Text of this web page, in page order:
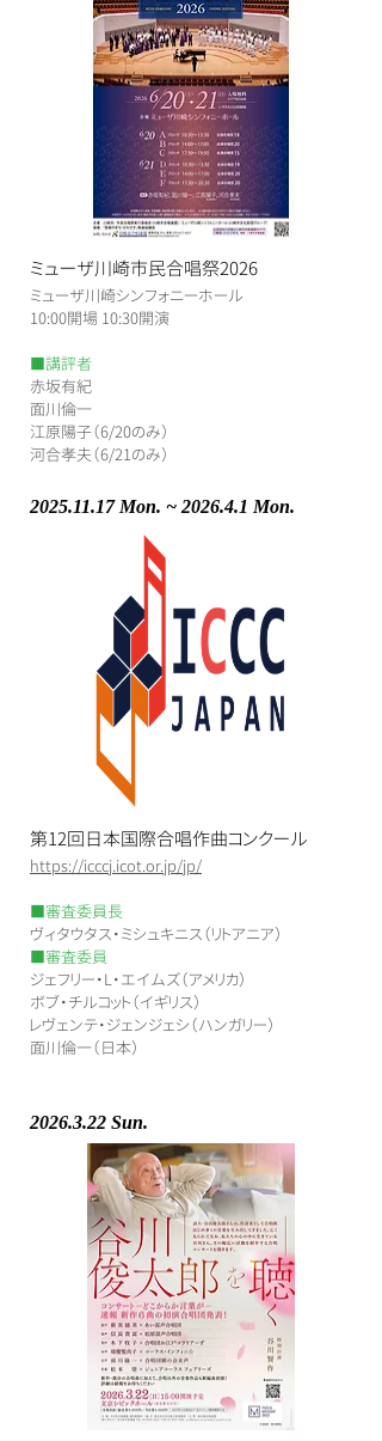
ミューザ川崎市民合唱祭2026
ミューザ川崎シンフォニーホール
​10:00開場 10:30開演
■講評者
赤坂有紀
面川倫一
江原陽子（6/20のみ）
河合孝夫（6/21のみ）
2025.11.17Mon. ~ 2026.4.1 Mon.
第12回日本国際合唱作曲コンクール
https://icccj.icot.or.jp/jp/
■審査委員長
ヴィタウタス・ミシュキニス（リトアニア）
■審査委員
ジェフリー・L・エイムズ（アメリカ）
ボブ・チルコット（イギリス）
レヴェンテ・ジェンジェシ（ハンガリー）
面川倫一（日本）
2026.3.22 Sun.